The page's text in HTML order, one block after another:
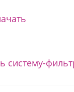
систему-